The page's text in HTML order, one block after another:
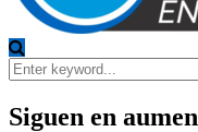
Search
for:
Siguen en